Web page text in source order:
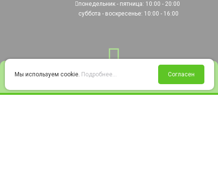
Войти Избранное Корзина
понедельник - пятница: 10:00 - 20:00
суббота - воскресенье: 10:00 - 16:00
Мы используем cookie. Подробнее... Согласен